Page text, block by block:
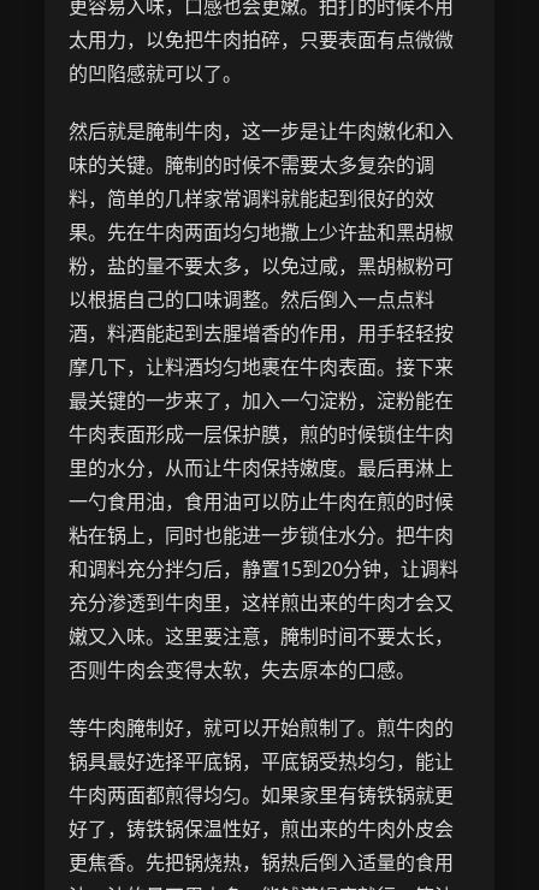
更容易入味，口感也会更嫩。拍打的时候不用
太用力，以免把牛肉拍碎，只要表面有点微微
的凹陷感就可以了。
然后就是腌制牛肉，这一步是让牛肉嫩化和入
味的关键。腌制的时候不需要太多复杂的调
料，简单的几样家常调料就能起到很好的效
果。先在牛肉两面均匀地撒上少许盐和黑胡椒
粉，盐的量不要太多，以免过咸，黑胡椒粉可
以根据自己的口味调整。然后倒入一点点料
酒，料酒能起到去腥增香的作用，用手轻轻按
摩几下，让料酒均匀地裹在牛肉表面。接下来
最关键的一步来了，加入一勺淀粉，淀粉能在
牛肉表面形成一层保护膜，煎的时候锁住牛肉
里的水分，从而让牛肉保持嫩度。最后再淋上
一勺食用油，食用油可以防止牛肉在煎的时候
粘在锅上，同时也能进一步锁住水分。把牛肉
和调料充分拌匀后，静置15到20分钟，让调料
充分渗透到牛肉里，这样煎出来的牛肉才会又
嫩又入味。这里要注意，腌制时间不要太长，
否则牛肉会变得太软，失去原本的口感。
等牛肉腌制好，就可以开始煎制了。煎牛肉的
锅具最好选择平底锅，平底锅受热均匀，能让
牛肉两面都煎得均匀。如果家里有铸铁锅就更
好了，铸铁锅保温性好，煎出来的牛肉外皮会
更焦香。先把锅烧热，锅热后倒入适量的食用